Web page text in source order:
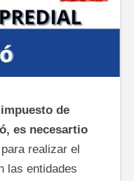
de
es necesartio
realizar el
las entidades